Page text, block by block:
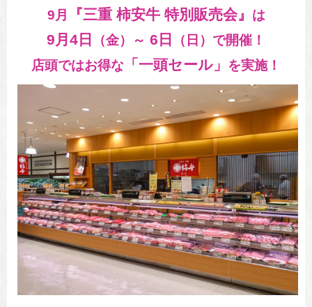
9月 『三重 柿安牛 特別販売会』 は
9月4日 （金）～ 6日
（日）で開催！
店頭ではお得な 「一頭セール」 を実施！